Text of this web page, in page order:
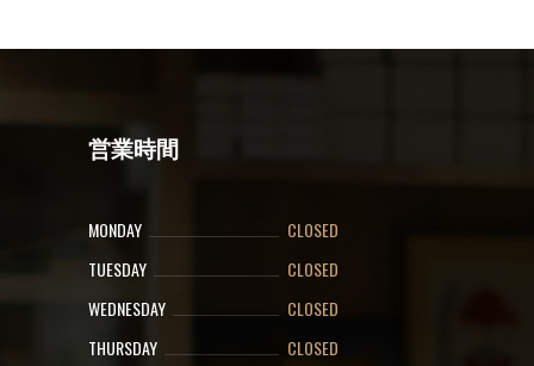
営業時間
MONDAY
CLOSED
TUESDAY
CLOSED
WEDNESDAY
CLOSED
THURSDAY
CLOSED